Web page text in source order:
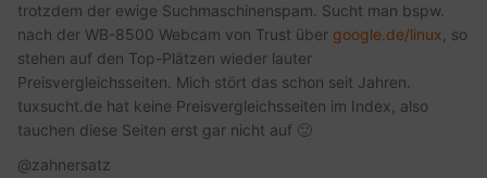
trotzdem der ewige Suchmaschinenspam. Sucht man bspw.
nach der WB-8500 Webcam von Trust über google.de/linux , so
stehen auf den Top-Plätzen wieder lauter
Preisvergleichsseiten. Mich stört das schon seit Jahren.
tuxsucht.de hat keine Preisvergleichsseiten im Index, also
tauchen diese Seiten erst gar nicht auf 🙂
@zahnersatz